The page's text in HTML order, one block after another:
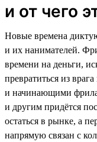
и от чего
Новые времена
и их нанимателей.
времени на деньги,
превратиться из
и начинающими
и другим придётся
остаться в рынке, а
напрямую связан с